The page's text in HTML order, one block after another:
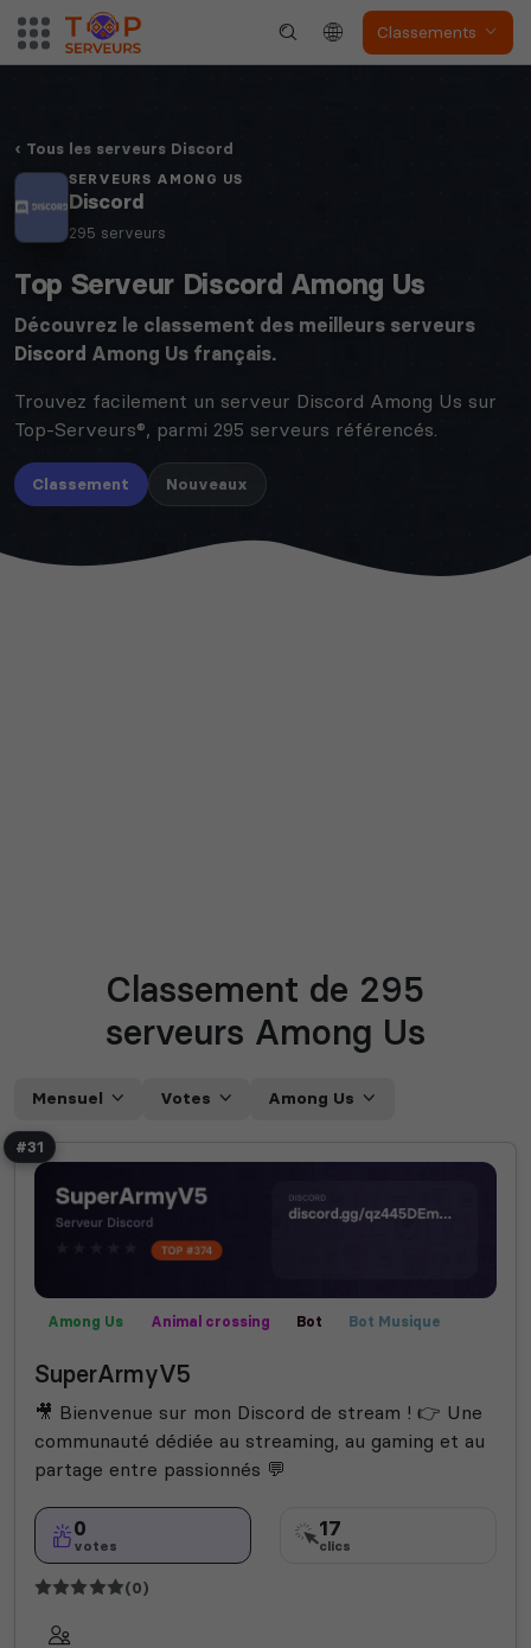
Classements
Tous les serveurs Discord
SERVEURS AMONG US
Discord
295 serveurs
Top Serveur Discord Among Us
Découvrez le classement des meilleurs serveurs
Discord Among Us français.
Trouvez facilement un serveur Discord Among Us sur
Top-Serveurs®, parmi 295 serveurs référencés.
Classement Nouveaux
Classement de 295
serveurs Among Us
Mensuel Votes Among Us
#31
Among Us Animal crossing Bot
Bot Musique
Farming Simulator
Helldivers 2
Manga Publicité
Rencontre
Rocket League
Roleplay Semi-RP
Technologie
Valorant
SuperArmyV5
🎥 Bienvenue sur mon Discord de stream ! 👉 Une
communauté dédiée au streaming, au gaming et au
partage entre passionnés 💬
0
votes
17
clics
(0)